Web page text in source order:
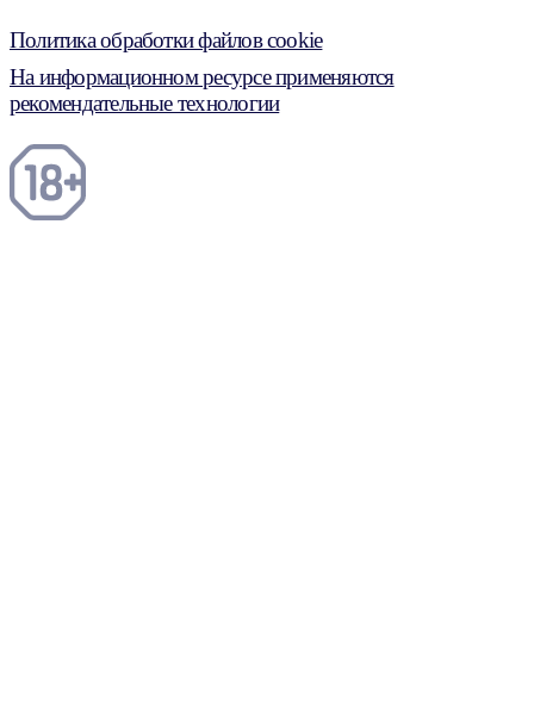
Политика обработки файлов cookie
На информационном ресурсе применяются
рекомендательные технологии